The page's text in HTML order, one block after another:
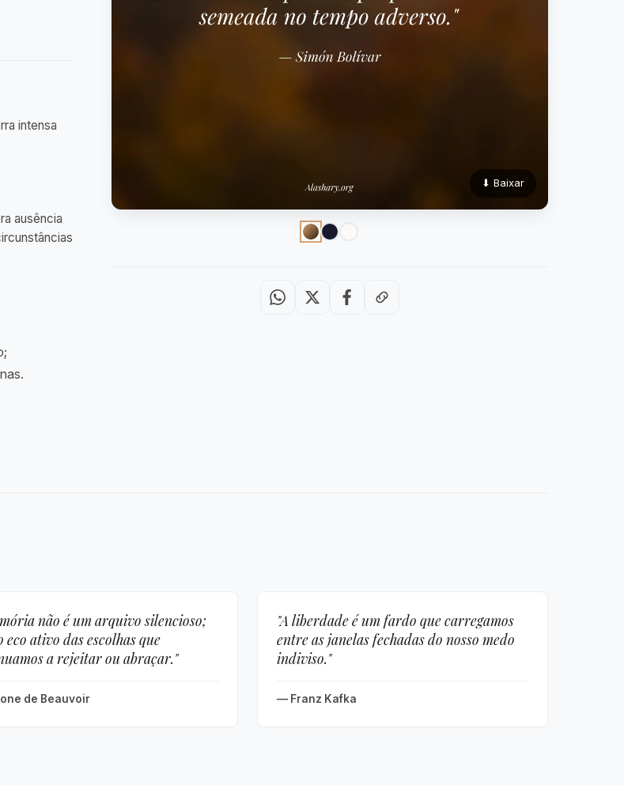
intensa
ausência
⬇ Baixar
não é um arquivo silencioso;
eco ativo das escolhas que
a rejeitar ou abraçar."
de Beauvoir
"A liberdade é um fardo que carregamos
entre as janelas fechadas do nosso medo
indiviso."
— Franz Kafka